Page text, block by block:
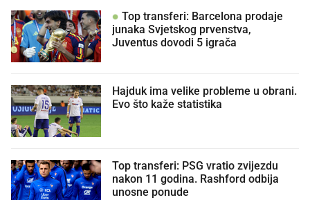
Top transferi: Barcelona prodaje
junaka Svjetskog prvenstva,
Juventus dovodi 5 igrača
Hajduk ima velike probleme u obrani.
Evo što kaže statistika
Top transferi: PSG vratio zvijezdu
nakon 11 godina. Rashford odbija
unosne ponude